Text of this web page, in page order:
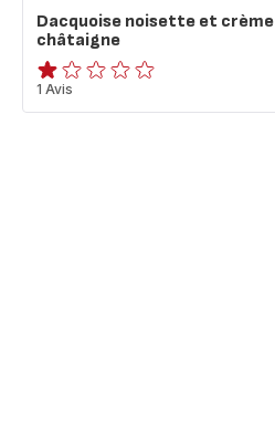
Dacquoise noisette et crème
châtaigne
Avis
1
1 Avis